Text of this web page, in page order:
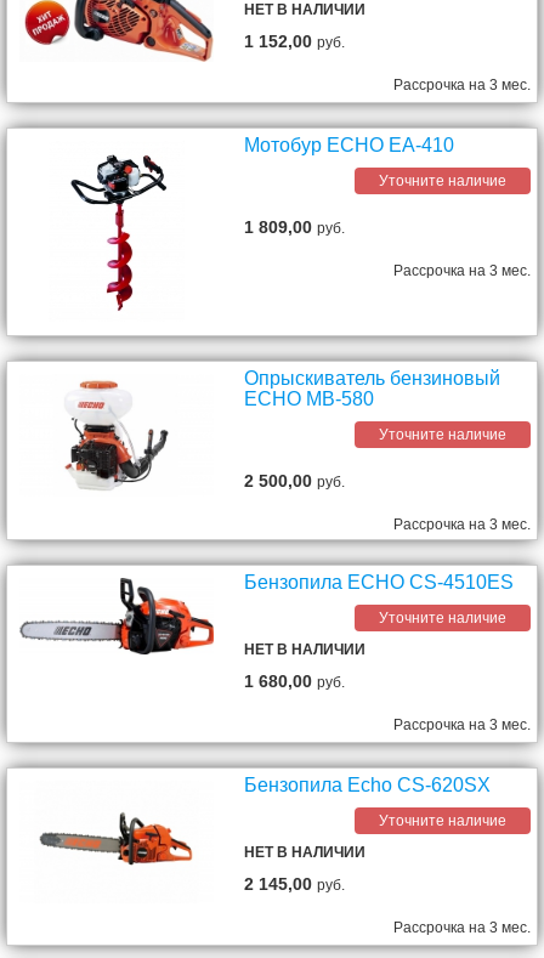
НЕТ В НАЛИЧИИ
1 152,00руб.
Рассрочка на 3 мес.
Мотобур ЕСНО EA-410
Уточните наличие
1 809,00руб.
Рассрочка на 3 мес.
Опрыскиватель бензиновый
ECHO MB-580
Уточните наличие
2 500,00руб.
Рассрочка на 3 мес.
Бензопила ECHO CS-4510ES
Уточните наличие
НЕТ В НАЛИЧИИ
1 680,00руб.
Рассрочка на 3 мес.
Бензопила Echo CS-620SX
Уточните наличие
НЕТ В НАЛИЧИИ
2 145,00руб.
Рассрочка на 3 мес.